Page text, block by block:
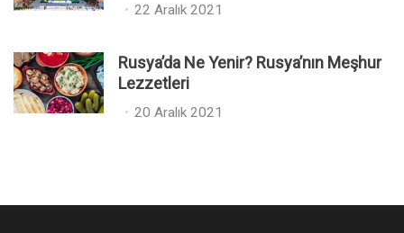
d
n
P
t
e
d
22 Aralık 2021
Rusya’da Ne Yenir? Rusya’nın Meşhur
Lezzetleri
P 20 Aralık 2021